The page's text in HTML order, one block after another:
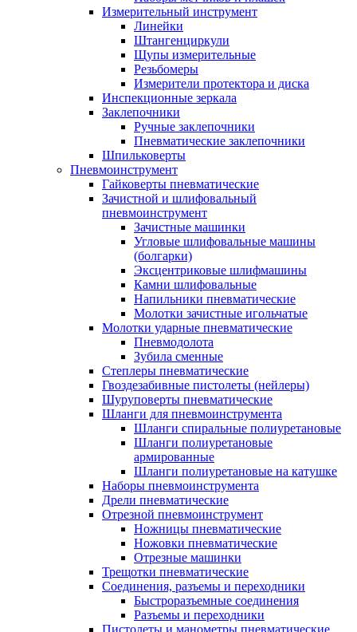
Измерительный инструмент
Линейки
Штангенциркули
Щупы измерительные
Резьбомеры
Измерители протектора и диска
Инспекционные зеркала
Заклепочники
Ручные заклепочники
Пневматические заклепочники
Шпильковерты
Пневмоинструмент
Гайковерты пневматические
Зачистной и шлифовальный
пневмоинструмент
Зачистные машинки
Угловые шлифовальные машины
(болгарки)
Эксцентриковые шлифмашины
Камни шлифовальные
Напильники пневматические
Молотки зачистные игольчатые
Молотки ударные пневматические
Пневмодолота
Зубила сменные
Степлеры пневматические
Гвоздезабивные пистолеты (нейлеры)
Шуруповерты пневматические
Шланги для пневмоинструмента
Шланги спиральные полиуретановые
Шланги полиуретановые
армированные
Шланги полиуретановые на катушке
Наборы пневмоинструмента
Дрели пневматические
Отрезной пневмоинструмент
Ножницы пневматические
Ножовки пневматические
Отрезные машинки
Трещотки пневматические
Соединения, разъемы и переходники
Быстроразъемные соединения
Разъемы и переходники
Пистолеты и манометры пневматические